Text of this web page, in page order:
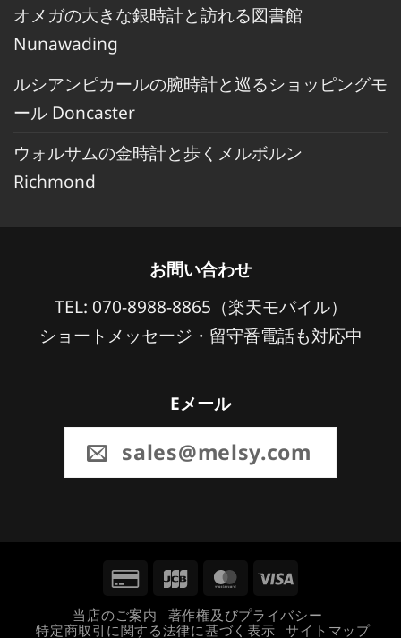
オメガの大きな銀時計と訪れる図書館
Nunawading
ルシアンピカールの腕時計と巡るショッピングモ
ール Doncaster
ウォルサムの金時計と歩くメルボルン
Richmond
お問い合わせ
TEL: 070-8988-8865（楽天モバイル）
ショートメッセージ・留守番電話も対応中
Eメール
sales@melsy.com
Credit
Card
2
JCB MasterCard
Visa
当店のご案内
著作権及びプライバシー
特定商取引に関する法律に基づく表示
サイトマップ